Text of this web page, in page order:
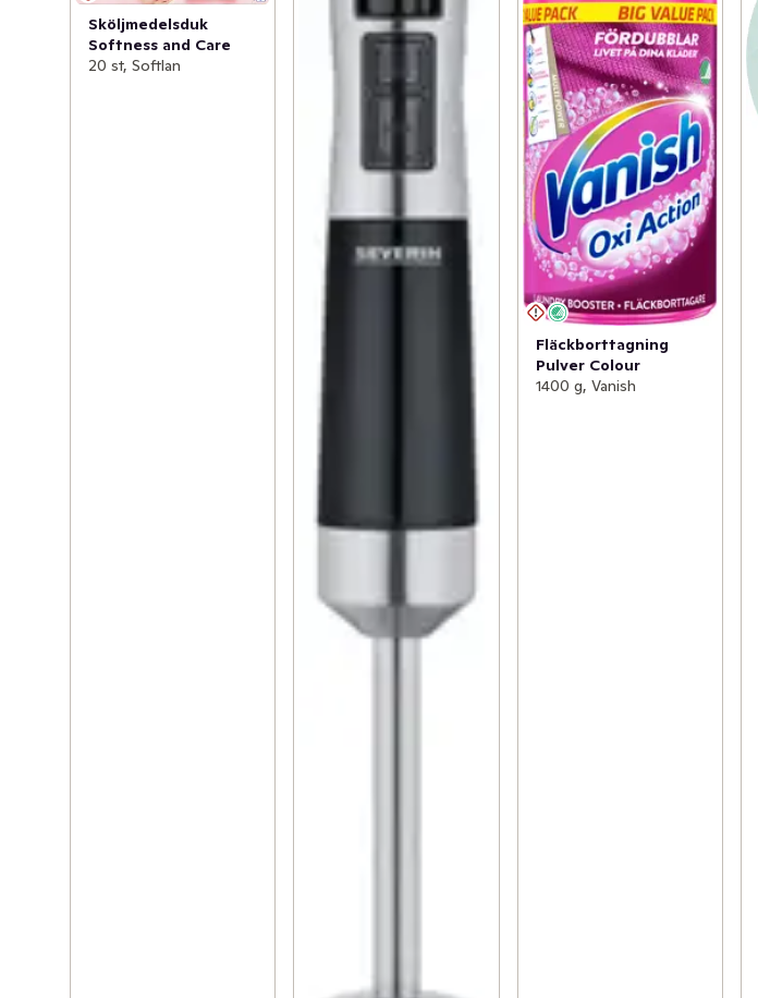
Sköljmedelsduk
Softness and Care
20 st, Softlan
Fläckborttagning
Pulver Colour
1400 g, Vanish